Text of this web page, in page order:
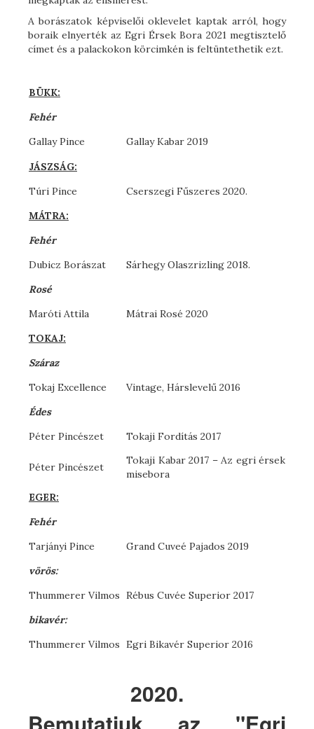
A borászatok képviselői oklevelet kaptak arról, hogy
boraik elnyerték az Egri Érsek Bora 2021 megtisztelő
címet és a palackokon körcimkén is feltüntethetik ezt.
BÜKK:
Fehér
Gallay Pince
Gallay Kabar 2019
JÁSZSÁG:
Túri Pince
Cserszegi Fűszeres 2020.
MÁTRA:
Fehér
Dubicz Borászat
Sárhegy Olaszrizling 2018.
Rosé
Maróti Attila
Mátrai Rosé 2020
TOKAJ:
Száraz
Tokaj Excellence
Vintage, Hárslevelű 2016
Édes
Péter Pincészet
Tokaji Fordítás 2017
Péter Pincészet
Tokaji Kabar 2017 – Az egri érsek
misebora
EGER:
Fehér
Tarjányi Pince
Grand Cuveé Pajados 2019
vörös:
Thummerer Vilmos Rébus Cuvée Superior 2017
bikavér:
Thummerer Vilmos Egri Bikavér Superior 2016
2020.